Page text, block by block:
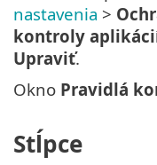
nastavenia >
kontroly
Upraviť.
Okno Pravidlá
Stĺpce